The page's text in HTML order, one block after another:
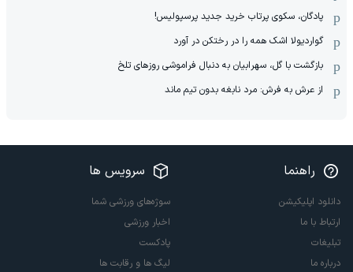
پادگان، سکوی پرتاب خرید جدید پرسپولیس!
گواردیولا اشک همه را در رختکن در آورد
بازگشت با گل، سهرابیان به دنبال فراموشی روزهای تلخ
از عرش به فرش: مرد نابغه‌ بدون تیم ماند
راهنما
دانلود اپلیکیشن
ارتباط با ما
تبلیغات
درباره ما
سرویس ها
سوژه‌های ورزشی شما
اخبار ورزشی
پادکست
لیگ ها و رقابت ها